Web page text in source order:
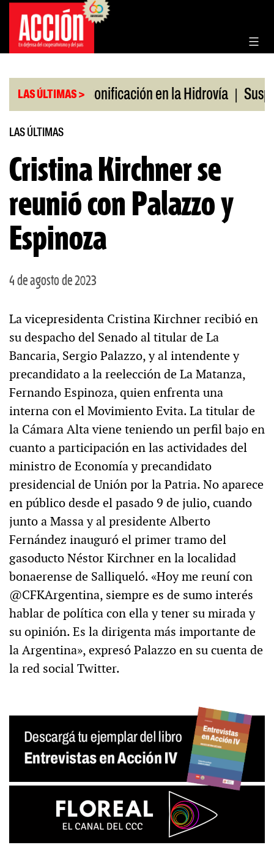
Saltar
contenido
LAS ÚLTIMAS >
en julio | Bonificación en la Hidrovía |
LAS ÚLTIMAS
Cristina Kirchner se
reunió con Palazzo y
Espinoza
4 de agosto de 2023
La vicepresidenta Cristina Kirchner recibió en
su despacho del Senado al titular de La
Bancaria, Sergio Palazzo, y al intendente y
precandidato a la reelección de La Matanza,
Fernando Espinoza, quien enfrenta una
interna con el Movimiento Evita. La titular de
la Cámara Alta viene teniendo un perfil bajo en
cuanto a participación en las actividades del
ministro de Economía y precandidato
presidencial de Unión por la Patria. No aparece
en público desde el pasado 9 de julio, cuando
junto a Massa y al presidente Alberto
Fernández inauguró el primer tramo del
gasoducto Néstor Kirchner en la localidad
bonaerense de Salliqueló. «Hoy me reuní con
@CFKArgentina, siempre es de sumo interés
hablar de política con ella y tener su mirada y
su opinión. Es la dirigenta más importante de
la Argentina», expresó Palazzo en su cuenta de
la red social Twitter.